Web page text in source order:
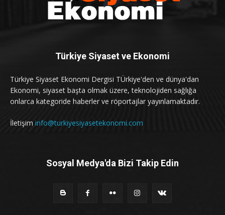
Türkiye Siyaset ve Ekonomi
Türkiye Siyaset Ekonomi Dergisi TÜrkiye'den ve dünya'dan
Ekonomi, siyaset başta olmak üzere, teknolojiden sağlığa
onlarca kategoride haberler ve röportajlar yayınlamaktadır.
İletişim info@turkiyesiyasetekonomi.com
Sosyal Medya'da Bizi Takip Edin